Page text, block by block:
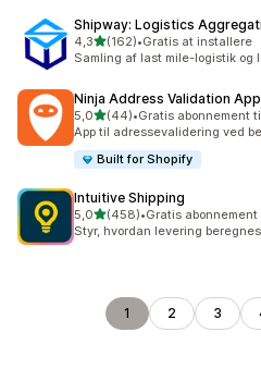
Shipway: Logistics
4,3ud af 5 stjerner
(162)
162 anmeldelser i alt
•Gratis at installere
Samling af last mile-logistik og
Ninja Address Validation App
5,0ud af 5 stjerner
(44)
44 anmeldelser i alt
•Gratis abonnement
App til adressevalidering ved
Built for Shopify
Intuitive Shipping
5,0ud af 5 stjerner
(458)
458 anmeldelser i alt
•Gratis
Styr, hvordan levering
1 2 3